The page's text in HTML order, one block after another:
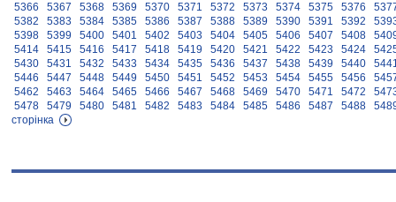
5366
5367 5368 5369 5370 5371 5372 5373 5374 5375 5376
5382
5383 5384 5385 5386 5387 5388 5389 5390 5391 5392
5398
5399 5400 5401 5402 5403 5404 5405 5406 5407 5408
5414
5415 5416 5417 5418 5419 5420 5421 5422 5423 5424
5430
5431 5432 5433 5434 5435 5436 5437 5438 5439 5440
5446
5447 5448 5449 5450 5451 5452 5453 5454 5455 5456
5462
5463 5464 5465 5466 5467 5468 5469 5470 5471 5472
5478
5479 5480 5481 5482 5483 5484 5485 5486 5487 5488
сторінка